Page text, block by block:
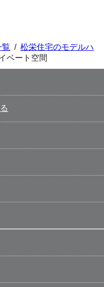
覧 / 松栄住宅のモデルハ
ベート空間